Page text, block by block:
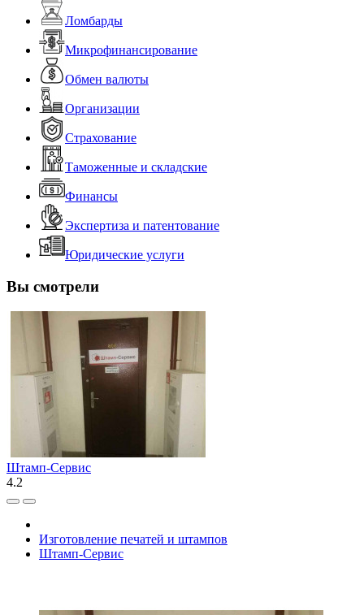
Ломбарды
Микрофинансирование
Обмен валюты
Организации
Страхование
Таможенные и складские
Финансы
Экспертиза и патентование
Юридические услуги
Вы смотрели
Штамп-Сервис
4.2
Изготовление печатей и штампов
Штамп-Сервис